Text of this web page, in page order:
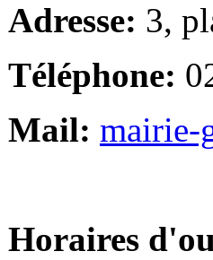
Adresse: 3,
Téléphone:
Mail: mairie-
Horaires